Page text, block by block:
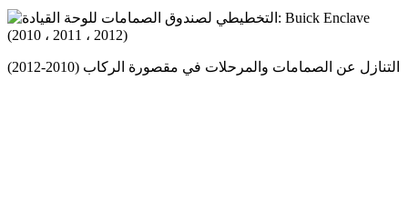
التنازل عن الصمامات والمرحلات في مقصورة الركاب (2010-2012)